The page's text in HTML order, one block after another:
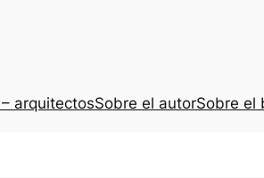
– arquitectosSobre el autorSobre el